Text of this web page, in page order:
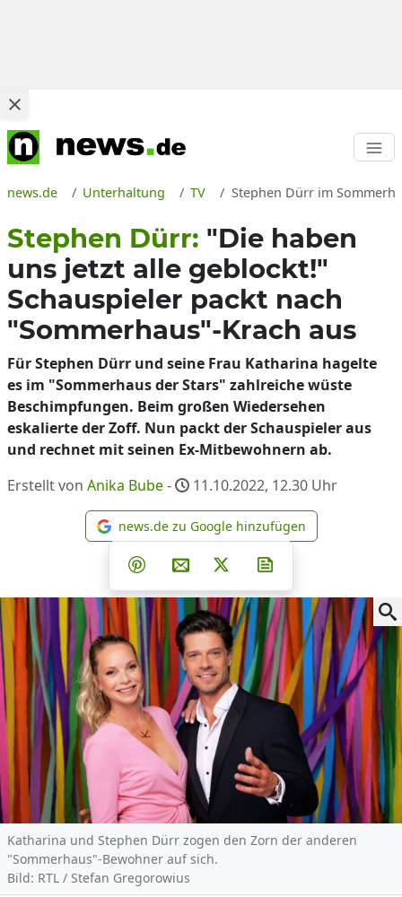
news.de Unterhaltung TV Stephen Dürr im
Stephen Dürr: "Die haben
uns jetzt alle geblockt!"
Schauspieler packt nach
"Sommerhaus"-Krach aus
Für Stephen Dürr und seine Frau Katharina hagelte
es im "Sommerhaus der Stars" zahlreiche wüste
Beschimpfungen. Beim großen Wiedersehen
eskalierte der Zoff. Nun packt der Schauspieler aus
und rechnet mit seinen Ex-Mitbewohnern ab.
Erstellt von Anika Bube- 11.10.2022, 12.30 Uhr
news.de zu Google
news.de zu Google hinzufügen
Teilen auf Facebook
Teilen auf Whatsapp
Teilen auf Telegram
Teilen auf Pinterest
Per E-Mail teilen
Post auf X
Katharina und Stephen Dürr zogen den Zorn der anderen
"Sommerhaus"-Bewohner auf sich.
Bild: RTL / Stefan Gregorowius